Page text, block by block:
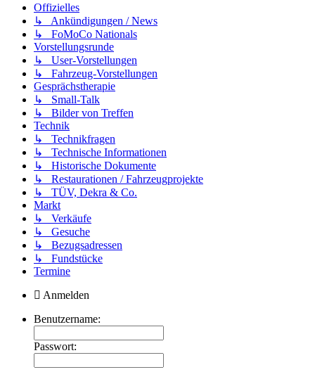
Offizielles
↳ Ankündigungen / News
↳ FoMoCo Nationals
Vorstellungsrunde
↳ User-Vorstellungen
↳ Fahrzeug-Vorstellungen
Gesprächstherapie
↳ Small-Talk
↳ Bilder von Treffen
Technik
↳ Technikfragen
↳ Technische Informationen
↳ Historische Dokumente
↳ Restaurationen / Fahrzeugprojekte
↳ TÜV, Dekra & Co.
Markt
↳ Verkäufe
↳ Gesuche
↳ Bezugsadressen
↳ Fundstücke
Termine
Anmelden
Benutzername:
Passwort: